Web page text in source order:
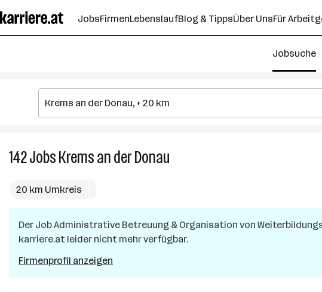
Seiteninhalt
springen
JobsFirmenLebenslaufBlog & TippsÜber UnsFür
Jobsuche
142JobsKrems an der Donau
an
der
Donau
20 km Umkreis
Der JobAdministrative Betreuung & Organisation von
karriere.at leider nicht mehr verfügbar.
Firmenprofil anzeigen